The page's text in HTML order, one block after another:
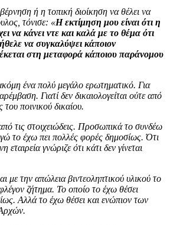
ή η τοπική διοίκηση να θέλει να
τόνισε: «Η εκτίμηση μου είναι ότι η
να κάνει ντε και καλά με το θέμα ότι
να συγκαλύψει κάποιον
στη μεταφορά κάποιου παράνομου
ένα πολύ μεγάλο ερωτηματικό. Για
Γιατί δεν δικαιολογείται ούτε από
του ποινικού δικαίου.
από τις στοιχειώδεις. Προσωπικά το συνδέω
το έχω πει πολλές φορές δημοσίως. Ότι
γνώριζε ότι κάτι δεν γίνεται
με την απώλεια βιντεοληπτικού υλικού το
ζήτημα. Το οποίο το έχω θέσει
Αλλά το έχω θέσει και ενώπιον των